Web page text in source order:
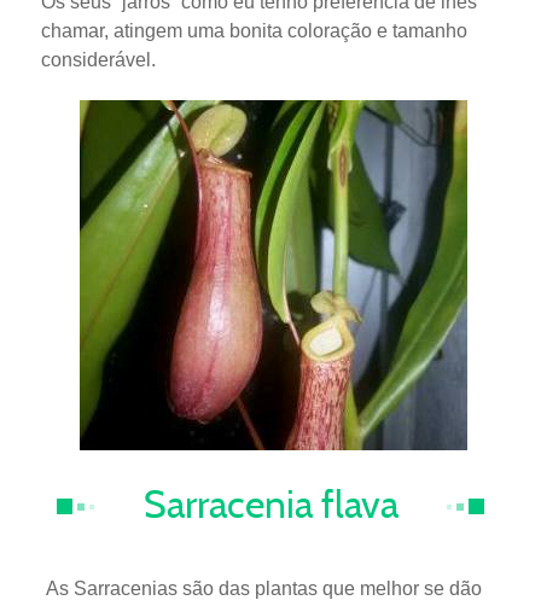
chamar, atingem uma bonita coloração e tamanho
considerável.
Sarracenia flava
As Sarracenias são das plantas que melhor se dão